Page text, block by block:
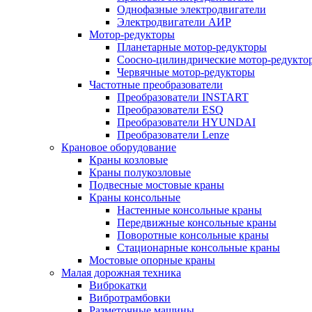
Однофазные электродвигатели
Электродвигатели АИР
Мотор-редукторы
Планетарные мотор-редукторы
Соосно-цилиндрические мотор-
Червячные мотор-редукторы
Частотные преобразователи
Преобразователи INSTART
Преобразователи ESQ
Преобразователи HYUNDAI
Преобразователи Lenze
Крановое оборудование
Краны козловые
Краны полукозловые
Подвесные мостовые краны
Краны консольные
Настенные консольные краны
Передвижные консольные краны
Поворотные консольные краны
Стационарные консольные краны
Мостовые опорные краны
Малая дорожная техника
Виброкатки
Вибротрамбовки